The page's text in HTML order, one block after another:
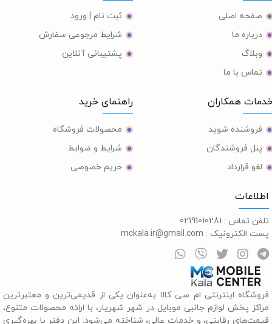
صفحه اصلی
درباره ما
وبلاگ
تماس با ما
ثبت نام | ورود
شرایط مرجوعی سفارش
پشتیبانی آنلاین
همکاران
فروشنده شوید
پنل فروشندگان
لغو قرارداد
راهنمای خرید
محصولات فروشگاه
شرایط و ضوابط
حریم خصوصی
تماس : 02191010281
الکترونیک : mckala.ir@gmail.com
اینترنتی ام سی کالا به‌عنوان یکی از قدیمی‌ترین و معتبرترین
پخش لوازم جانبی موبایل در شهر شهریار، با ارائه محصولات متنوع،
رقابتی، و خدمات عالی، شناخته می‌شود. این دفتر با بهره‌گیری